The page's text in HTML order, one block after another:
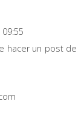
hacer un post de